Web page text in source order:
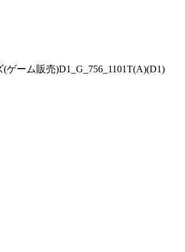
ゲーム販売)D1_G_756_1101T(A)(D1)